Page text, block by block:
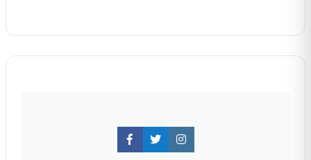
FacebookTwitterInstagram